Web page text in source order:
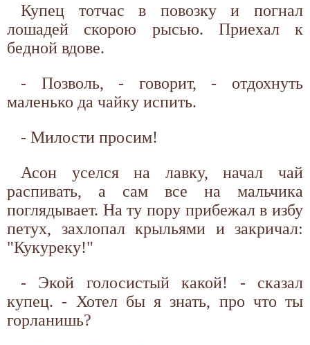
Купец тотчас в повозку и погнал
лошадей скорою рысью. Приехал к
бедной вдове.
- Позволь, - говорит, - отдохнуть
маленько да чайку испить.
- Милости просим!
Асон уселся на лавку, начал чай
распивать, а сам все на мальчика
поглядывает. На ту пору прибежал в избу
петух, захлопал крыльями и закричал:
"Кукуреку!"
- Экой голосистый какой! - сказал
купец. - Хотел бы я знать, про что ты
горланишь?